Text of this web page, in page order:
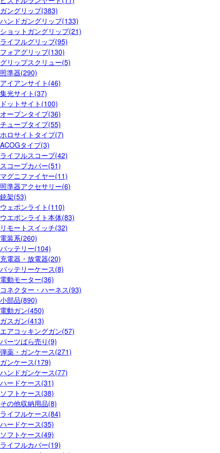
ガングリップ(383)
ハンドガングリップ(133)
ショットガングリップ(21)
ライフルグリップ(95)
フォアグリップ(130)
グリップスクリュー(5)
照準器(290)
アイアンサイト(46)
集光サイト(37)
ドットサイト(100)
オープンタイプ(36)
チューブタイプ(55)
ホロサイトタイプ(7)
ACOGタイプ(3)
ライフルスコープ(42)
スコープカバー(51)
マグニファイヤー(11)
照準器アクセサリー(6)
銃架(53)
ウェポンライト(110)
ウエポンライト本体(83)
リモートスイッチ(32)
電装系(260)
バッテリー(104)
充電器・放電器(20)
バッテリーケース(8)
電動モーター(36)
コネクター・ハーネス(93)
小部品(890)
電動ガン(450)
ガスガン(413)
エアコッキングガン(57)
パーツばら売り(9)
弾薬・ガンケース(271)
ガンケース(179)
ハンドガンケース(77)
ハードケース(31)
ソフトケース(38)
その他収納用品(8)
ライフルケース(84)
ハードケース(35)
ソフトケース(49)
ライフルカバー(19)